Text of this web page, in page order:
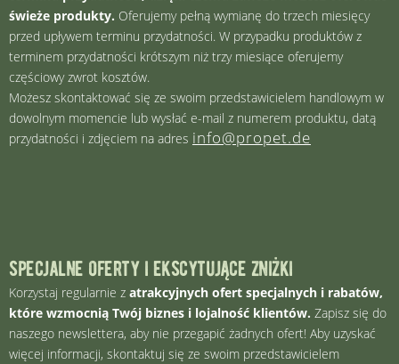
świeże produkty. Oferujemy pełną wymianę do trzech miesięcy
przed upływem terminu przydatności. W przypadku produktów z
terminem przydatności krótszym niż trzy miesiące oferujemy
częściowy zwrot kosztów.
Możesz skontaktować się ze swoim przedstawicielem handlowym w
dowolnym momencie lub wysłać e-mail z numerem produktu, datą
przydatności i zdjęciem na adres info@propet.de
specjalne oferty i ekscytujące zniżki
Korzystaj regularnie z atrakcyjnych ofert specjalnych i rabatów,
które wzmocnią Twój biznes i lojalność klientów. Zapisz się do
naszego newslettera, aby nie przegapić żadnych ofert! Aby uzyskać
więcej informacji, skontaktuj się ze swoim przedstawicielem